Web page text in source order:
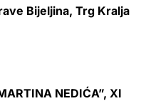
Bijeljina, Trg Kralja
NEDIĆA”, XI